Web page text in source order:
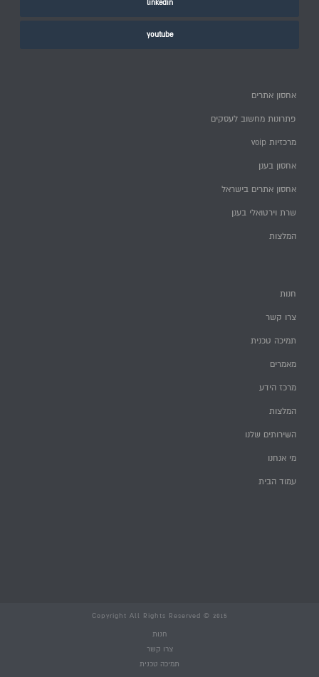
linkedin
youtube
אחסון אתרים
פתרונות מחשוב לעסקים
מרכזיות voip
אחסון בענן
אחסון אתרים בישראל
שרת וירטואלי בענן
המלצות
חנות
צרו קשר
תמיכה טכנית
מאמרים
מרכז הידע
המלצות
השירותים שלנו
מי אנחנו
עמוד הבית
Copyright All Rights Reserved © 2015
חנות
צרו קשר
תמיכה טכנית